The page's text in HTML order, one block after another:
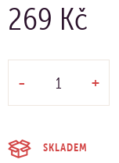
269 Kč
- +
SKLADEM